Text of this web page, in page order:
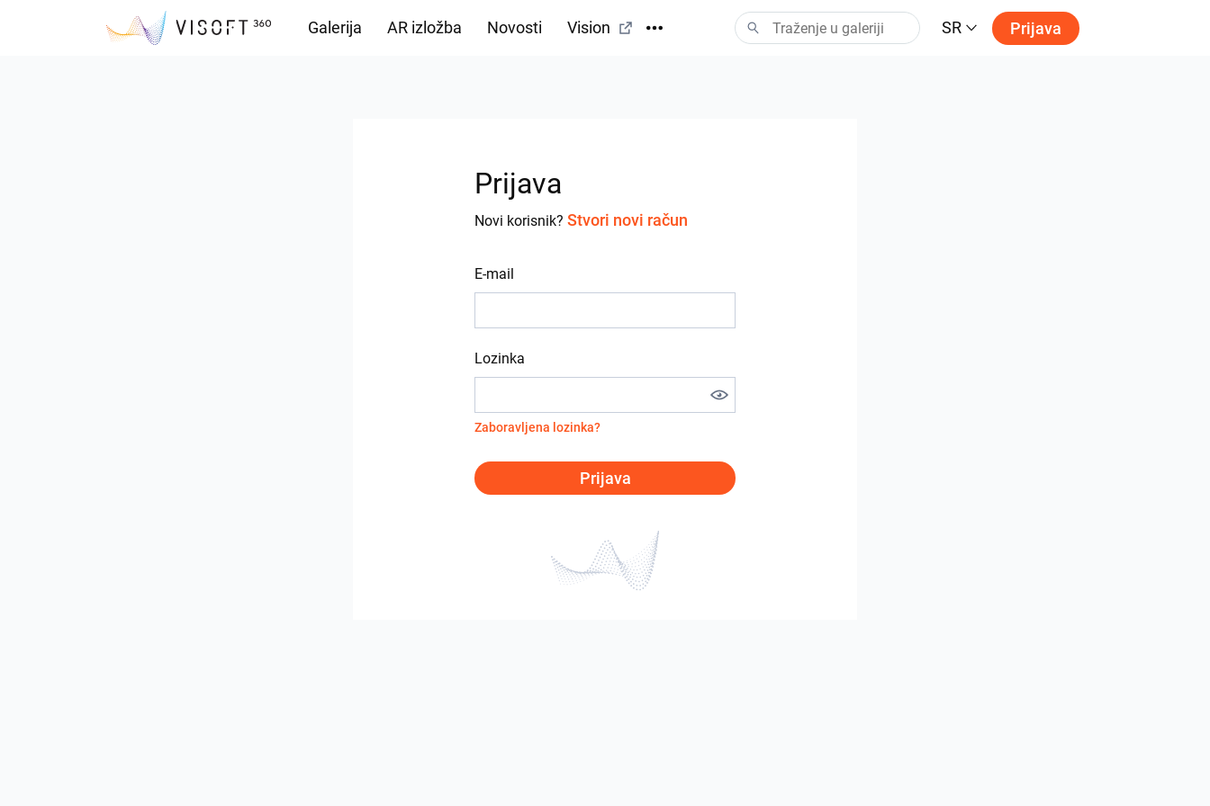
Galerija AR izložba Novosti Vision SR Prijava
Prijava
Novi korisnik? Stvori novi račun
E-mail
Lozinka
Zaboravljena lozinka?
Prijava